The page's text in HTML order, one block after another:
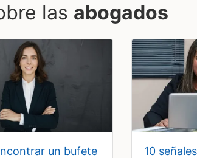
las abogados
10 señales de que